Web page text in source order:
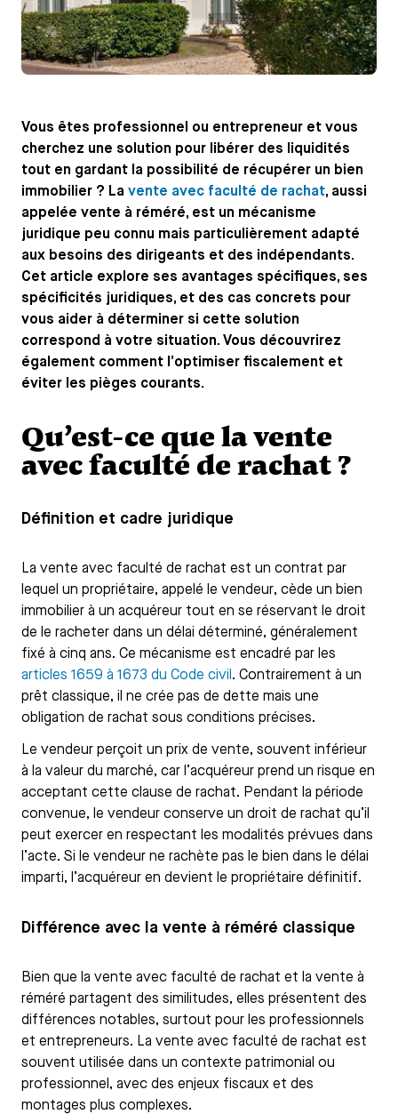
Vous êtes professionnel ou entrepreneur et vous
cherchez une solution pour libérer des liquidités
tout en gardant la possibilité de récupérer un bien
immobilier ? La vente avec faculté de rachat, aussi
appelée vente à réméré, est un mécanisme
juridique peu connu mais particulièrement adapté
aux besoins des dirigeants et des indépendants.
Cet article explore ses avantages spécifiques, ses
spécificités juridiques, et des cas concrets pour
vous aider à déterminer si cette solution
correspond à votre situation. Vous découvrirez
également comment l’optimiser fiscalement et
éviter les pièges courants.
Qu’est-ce que la vente
avec faculté de rachat ?
Définition et cadre juridique
La vente avec faculté de rachat est un contrat par
lequel un propriétaire, appelé le vendeur, cède un bien
immobilier à un acquéreur tout en se réservant le droit
de le racheter dans un délai déterminé, généralement
fixé à cinq ans. Ce mécanisme est encadré par les
articles 1659 à 1673 du Code civil . Contrairement à un
prêt classique, il ne crée pas de dette mais une
obligation de rachat sous conditions précises.
Le vendeur perçoit un prix de vente, souvent inférieur
à la valeur du marché, car l’acquéreur prend un risque en
acceptant cette clause de rachat. Pendant la période
convenue, le vendeur conserve un droit de rachat qu’il
peut exercer en respectant les modalités prévues dans
l’acte. Si le vendeur ne rachète pas le bien dans le délai
imparti, l’acquéreur en devient le propriétaire définitif.
Différence avec la vente à réméré classique
Bien que la vente avec faculté de rachat et la vente à
réméré partagent des similitudes, elles présentent des
différences notables, surtout pour les professionnels
et entrepreneurs. La vente avec faculté de rachat est
souvent utilisée dans un contexte patrimonial ou
professionnel, avec des enjeux fiscaux et des
montages plus complexes.